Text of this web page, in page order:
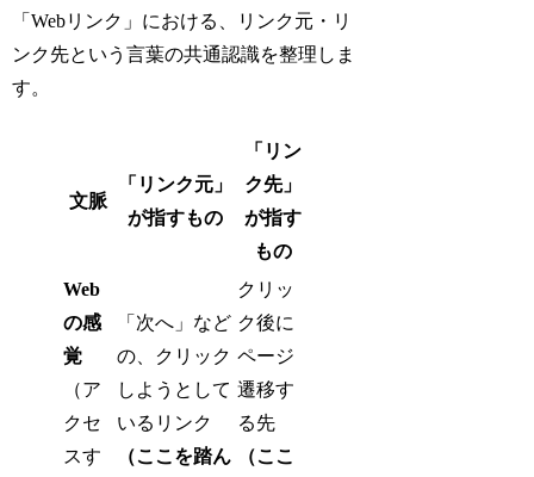
「Webリンク」における、リンク元・リ
ンク先という言葉の共通認識を整理しま
す。
文脈
「リンク元」
が指すもの
「リン
ク先」
が指す
もの
Web
の感
覚
（ア
クセ
スす
「次へ」など
の、クリック
しようとして
いるリンク
（ここを踏ん
クリッ
ク後に
ページ
遷移す
る先
（ここ